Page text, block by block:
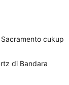
cukup
di Bandara